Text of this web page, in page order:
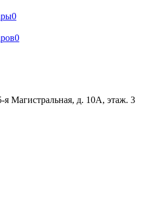
0
0
я Магистральная, д. 10А, этаж. 3